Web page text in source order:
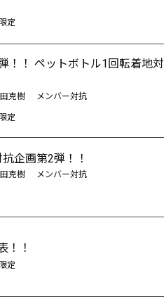
定
！！ ペットボトル1回転着地対
克樹 メンバー対抗
定
企画第2弾！！
克樹 メンバー対抗
！！
定